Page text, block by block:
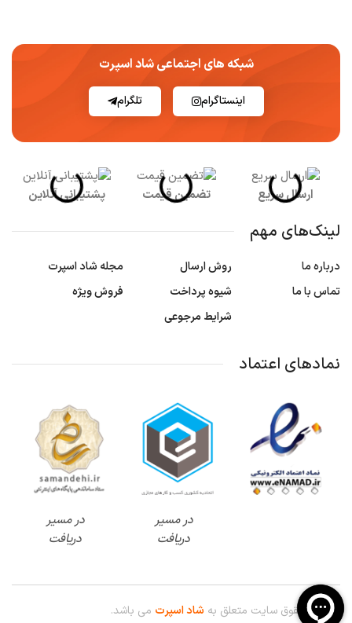
شبکه های اجتماعی شاد اسپرت
اینستاگرام تلگرام
ارسال سریع تضمین قیمت پشتیبانی آنلاین
لینک‌های مهم
درباره ما
تماس با ما
روش ارسال
شیوه پرداخت
شرایط مرجوعی
مجله شاد اسپرت
فروش ویژه
نمادهای اعتماد
در مسیر
دریافت
در مسیر
دریافت
© کلیه حقوق سایت متعلق به شاد اسپرت می باشد.